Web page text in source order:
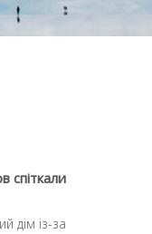
спіткали
дім із-за